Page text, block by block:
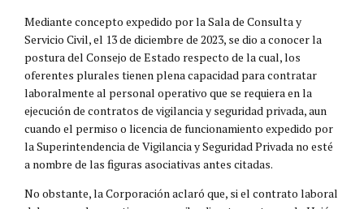
Mediante concepto expedido por la Sala de Consulta y
Servicio Civil, el 13 de diciembre de 2023, se dio a conocer la
postura del Consejo de Estado respecto de la cual, los
oferentes plurales tienen plena capacidad para contratar
laboralmente al personal operativo que se requiera en la
ejecución de contratos de vigilancia y seguridad privada, aun
cuando el permiso o licencia de funcionamiento expedido por
la Superintendencia de Vigilancia y Seguridad Privada no esté
a nombre de las figuras asociativas antes citadas.
No obstante, la Corporación aclaró que, si el contrato laboral